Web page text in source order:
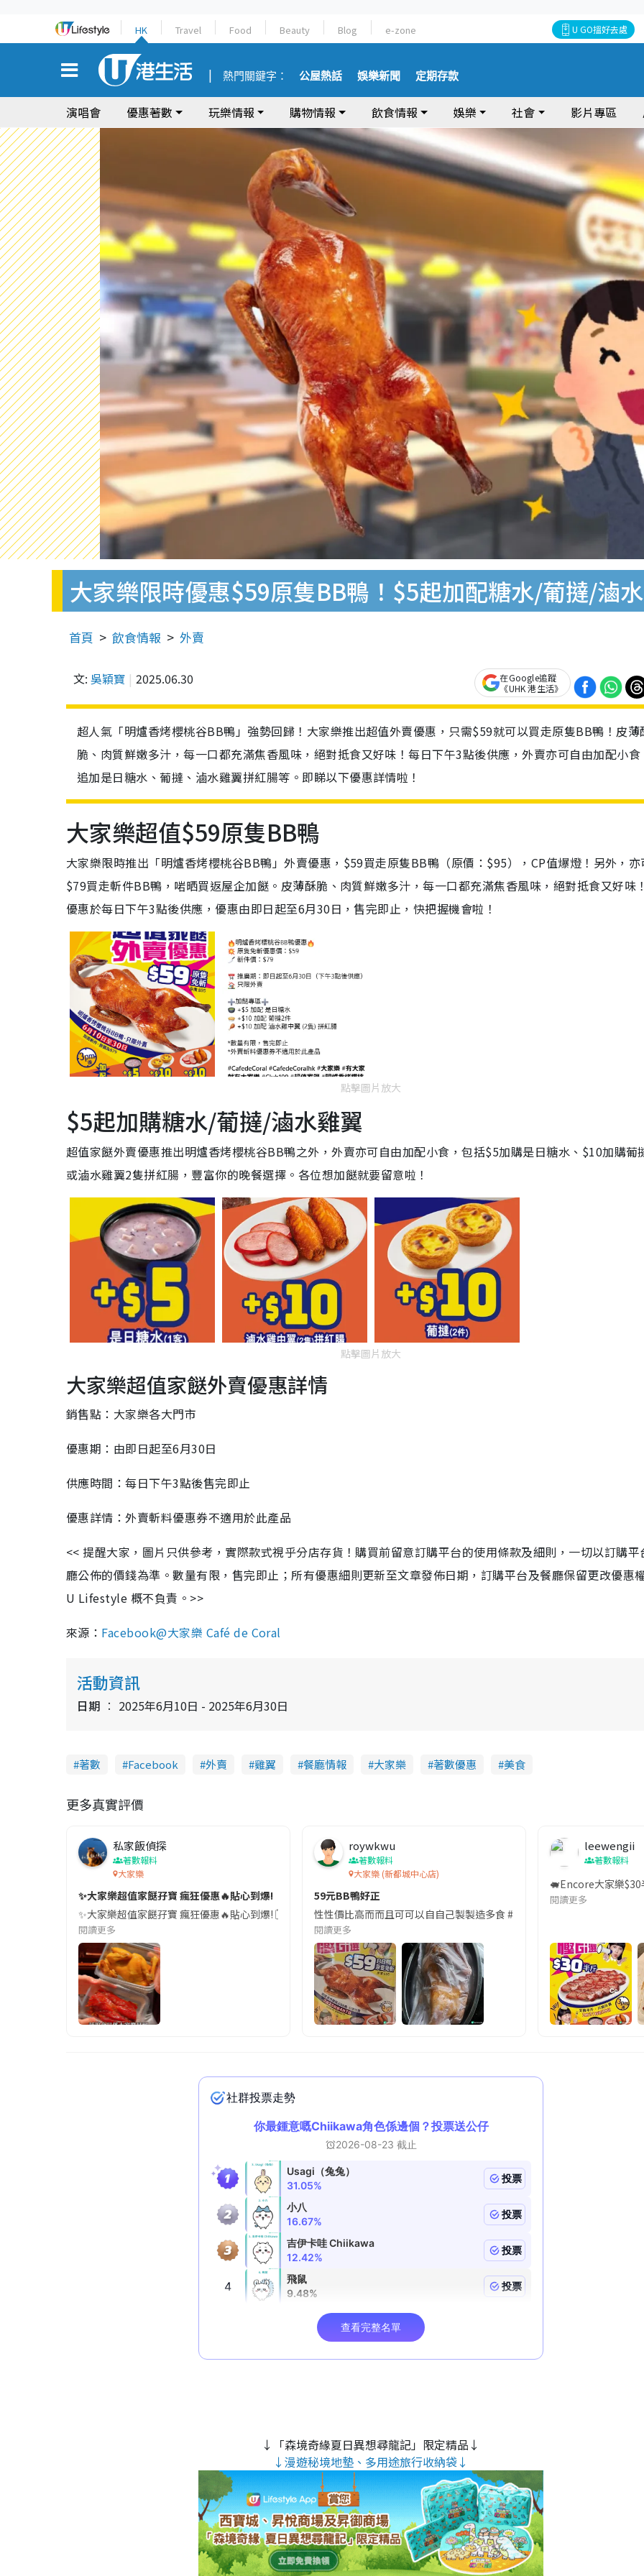
HK Travel Food Beauty Blog e-zone U GO搵好去處
熱門關鍵字： 公屋熱話 娛樂新聞 定期存款
演唱會 優惠著數 玩樂情報 購物情報 飲食情報 娛樂 社會 影片專區
大家樂限時優惠$59原隻BB鴨！$5起加配糖水/葡撻/滷
首頁 飲食情報 外賣
文: 吳穎寶 2025.06.30
在Google追蹤
《UHK 港生活》
超人氣「明爐香烤櫻桃谷BB鴨」強勢回歸！大家樂推出超值外賣優惠，只需$59就可以買走原隻BB鴨！皮薄
脆、肉質鮮嫩多汁，每一口都充滿焦香風味，絕對抵食又好味！每日下午3點後供應，外賣亦可自由加配小食
追加是日糖水、葡撻、滷水雞翼拼紅腸等。即睇以下優惠詳情啦！
大家樂超值$59原隻BB鴨
大家樂限時推出「明爐香烤櫻桃谷BB鴨」外賣優惠，$59買走原隻BB鴨（原價：$95），CP值爆燈！另外，
$79買走斬件BB鴨，啱晒買返屋企加餸。皮薄酥脆、肉質鮮嫩多汁，每一口都充滿焦香風味，絕對抵食又好味
優惠於每日下午3點後供應，優惠由即日起至6月30日，售完即止，快把握機會啦！
點擊圖片放大
$5起加購糖水/葡撻/滷水雞翼
超值家餸外賣優惠推出明爐香烤櫻桃谷BB鴨之外，外賣亦可自由加配小食，包括$5加購是日糖水、$10加購葡
或滷水雞翼2隻拼紅腸，豐富你的晚餐選擇。各位想加餸就要留意啦！
點擊圖片放大
大家樂超值家餸外賣優惠詳情
銷售點：大家樂各大門市
優惠期：由即日起至6月30日
供應時間：每日下午3點後售完即止
優惠詳情：外賣斬料優惠券不適用於此產品
<< 提醒大家，圖片只供參考，實際款式視乎分店存貨！購買前留意訂購平台的使用條款及細則，一切以訂購平
廳公佈的價錢為準。數量有限，售完即止；所有優惠細則更新至文章發佈日期，訂購平台及餐廳保留更改優惠
U Lifestyle 概不負責。>>
來源： Facebook@大家樂 Café de Coral
活動資訊
日期 2025年6月10日 - 2025年6月30日
著數 Facebook 外賣 雞翼 餐廳情報 大家樂 著數優惠 美食
更多真實評價
私家飯偵探
著數報料
大家樂
✨大家樂超值家餸孖寶 瘋狂優惠🔥貼心到爆!
✨大家樂超值家餸孖寶 瘋狂優惠🔥貼心到爆! 🗓 限時7日|4月14號–4月20號 ⏰ 每日下午3點後先有|外賣限定 💰$32 淨半斤蜜汁
閱讀更多
roywkwu
著數報料
大家樂 (新都城中心店)
59元BB鴨好正
性性價比高而而且可可以自自己製製造多食 #BB鸭
閱讀更多
leewengii
著數報料
🐖Encore大家樂$30
閱讀更多
↓「森境奇緣夏日異想尋龍記」限定精品↓
↓漫遊秘境地墊、多用途旅行收納袋↓